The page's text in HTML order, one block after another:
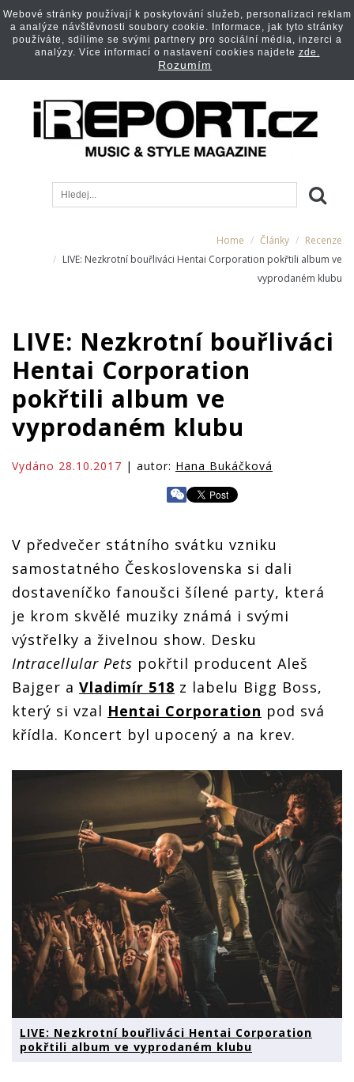
Home Články
Recenze
LIVE: Nezkrotní bouřliváci Hentai Corporation pokřtili album ve
vyprodaném klubu
LIVE: Nezkrotní bouřliváci
Hentai Corporation
pokřtili album ve
vyprodaném klubu
Vydáno 28.10.2017 | autor: Hana Bukáčková
V předvečer státního svátku vzniku
samostatného Československa si dali
dostaveníčko fanoušci šílené party, která
je krom skvělé muziky známá i svými
výstřelky a živelnou show. Desku
Intracellular Pets pokřtil producent Aleš
Bajger a Vladimír 518 z labelu Bigg Boss,
který si vzal Hentai Corporation pod svá
křídla. Koncert byl upocený a na krev.
LIVE: Nezkrotní bouřliváci Hentai Corporation
pokřtili album ve vyprodaném klubu
Webové stránky používají k poskytování služeb, personalizaci reklam
a analýze návštěvnosti soubory cookie. Informace, jak tyto stránky
používáte, sdílíme se svými partnery pro sociální média, inzerci a
analýzy. Více informací o nastavení cookies najdete zde.
Rozumím